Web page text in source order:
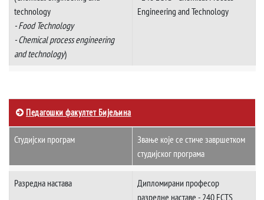
technology
- Food Technology
- Chemical process engineering
and technology)
Engineering and Technology
Педагошки факултет Бијељина
Студијски програм
Звање које се стиче завршетком
студијског програма
Разредна настава
Дипломирани професор
разредне наставе - 240 ECTS